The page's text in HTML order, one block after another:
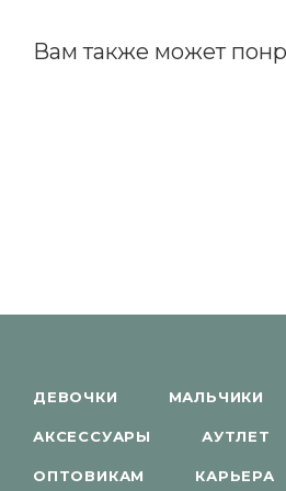
Вам также может
ДЕВОЧКИ МАЛЬЧИКИ
АКСЕССУАРЫ АУТЛЕТ
ОПТОВИКАМ КАРЬЕРА